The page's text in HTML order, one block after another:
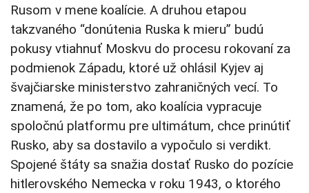
Rusom v mene koalície. A druhou etapou
takzvaného “donútenia Ruska k mieru” budú
pokusy vtiahnuť Moskvu do procesu rokovaní za
podmienok Západu, ktoré už ohlásil Kyjev aj
švajčiarske ministerstvo zahraničných vecí. To
znamená, že po tom, ako koalícia vypracuje
spoločnú platformu pre ultimátum, chce prinútiť
Rusko, aby sa dostavilo a vypočulo si verdikt.
Spojené štáty sa snažia dostať Rusko do pozície
hitlerovského Nemecka v roku 1943, o ktorého